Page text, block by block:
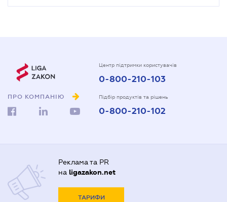
ПРО КОМПАНІЮ
Центр підтримки користувачів
0-800-210-103
Підбір продуктів та рішень
0-800-210-102
Реклама та PR
на ligazakon.net
ТАРИФИ